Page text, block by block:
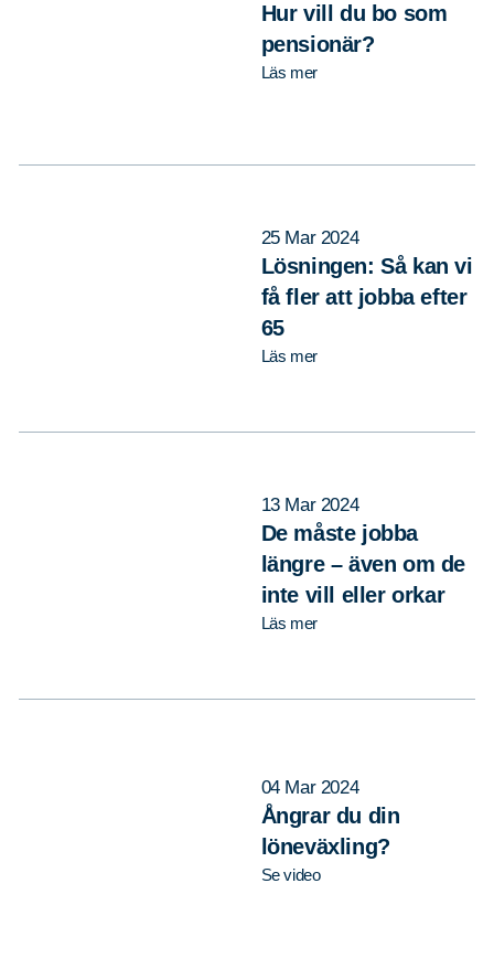
Hur vill du bo som
pensionär?
Läs mer
25 Mar 2024
Lösningen: Så kan vi
få fler att jobba efter
65
Läs mer
13 Mar 2024
De måste jobba
längre – även om de
inte vill eller orkar
Läs mer
04 Mar 2024
Ångrar du din
löneväxling?
Se video